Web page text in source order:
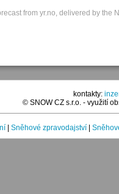
from yr.no, delivered by the
kontakty:
© SNOW CZ s.r.o. - využití
Sněhové zpravodajství